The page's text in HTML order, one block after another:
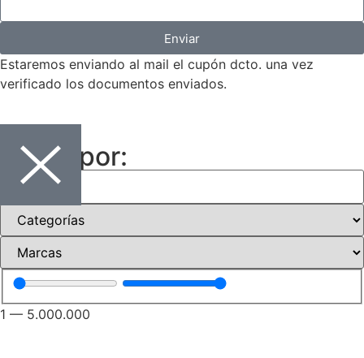
Enviar
Estaremos enviando al mail el cupón dcto. una vez
verificado los documentos enviados.
Filtrar por:
1 — 5.000.000